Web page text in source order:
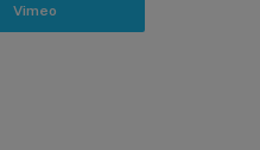
Vimeo